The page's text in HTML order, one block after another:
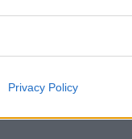
Privacy Policy
λεπτά /